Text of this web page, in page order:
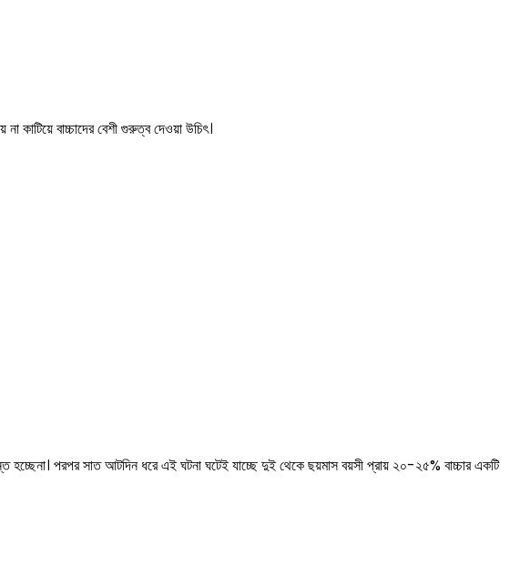
কাটিয়ে বাচ্চাদের বেশী গুরুত্ব দেওয়া উচিৎ।
হচ্ছেনা। পরপর সাত আটদিন ধরে এই ঘটনা ঘটেই যাচ্ছে দুই থেকে ছয়মাস বয়সী প্রায় ২০-২৫% বাচ্চার একটি